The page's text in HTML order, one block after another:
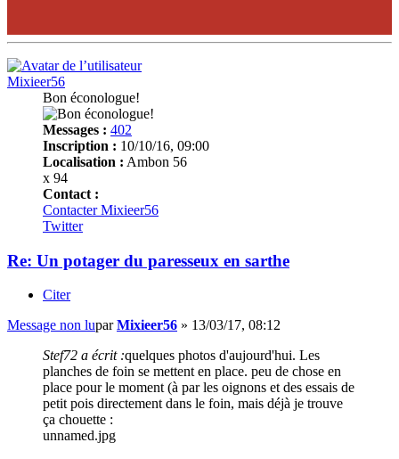
Mixieer56
Bon éconologue!
Messages : 402
Inscription : 10/10/16, 09:00
Localisation : Ambon 56
x 94
Contact :
Contacter Mixieer56
Twitter
Re: Un potager du paresseux en sarthe
Citer
Message non luparMixieer56 » 13/03/17, 08:12
Stef72 a écrit :quelques photos d'aujourd'hui. Les
planches de foin se mettent en place. peu de chose en
place pour le moment (à par les oignons et des essais de
petit pois directement dans le foin, mais déjà je trouve
ça chouette :
unnamed.jpg